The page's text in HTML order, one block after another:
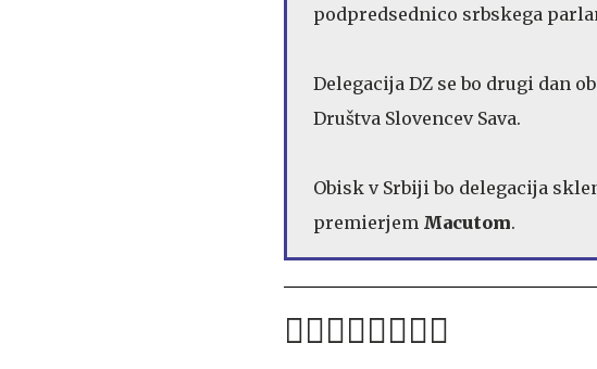
podpredsednico srbskega
Delegacija DZ se bo drugi dan
Društva Slovencev Sava.
Obisk v Srbiji bo delegacija
premierjem Macutom.